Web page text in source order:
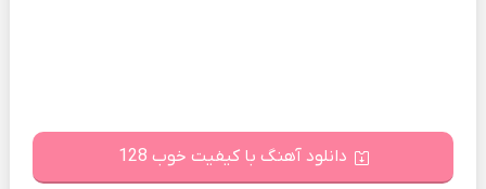
دانلود آهنگ با کیفیت خوب 128